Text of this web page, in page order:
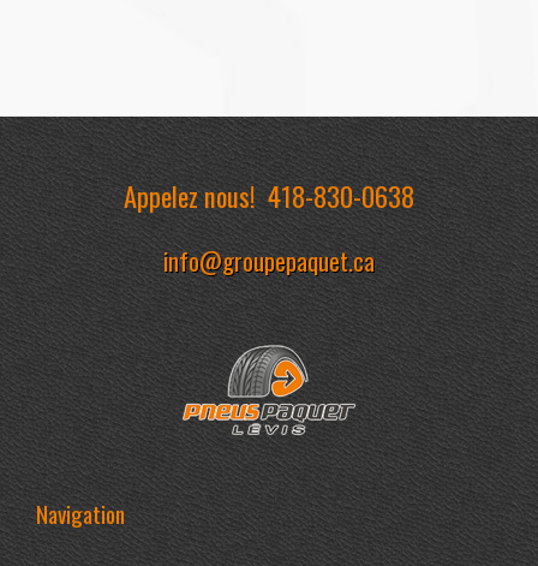
Appelez nous!418-830-0638
info@groupepaquet.ca
Navigation